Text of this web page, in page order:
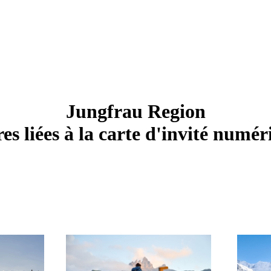
Jungfrau Region
liées à la carte d'invité